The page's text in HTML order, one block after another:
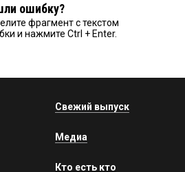
ошибку?
фрагмент с текстом
и нажмите Ctrl + Enter.
Свежий выпуск
Медиа
Кто есть кто